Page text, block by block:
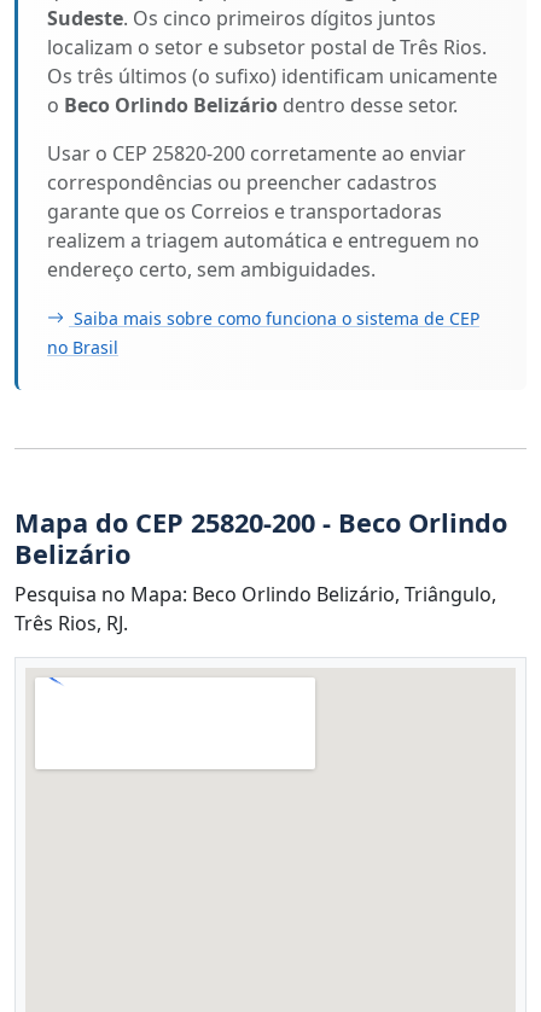
Sudeste. Os cinco primeiros dígitos juntos
localizam o setor e subsetor postal de Três Rios.
Os três últimos (o sufixo) identificam unicamente
o Beco Orlindo Belizário dentro desse setor.
Usar o CEP 25820-200 corretamente ao enviar
correspondências ou preencher cadastros
garante que os Correios e transportadoras
realizem a triagem automática e entreguem no
endereço certo, sem ambiguidades.
Saiba mais sobre como funciona o sistema de CEP
no Brasil
Mapa do CEP 25820-200 - Beco Orlindo
Belizário
Pesquisa no Mapa: Beco Orlindo Belizário, Triângulo,
Três Rios, RJ.